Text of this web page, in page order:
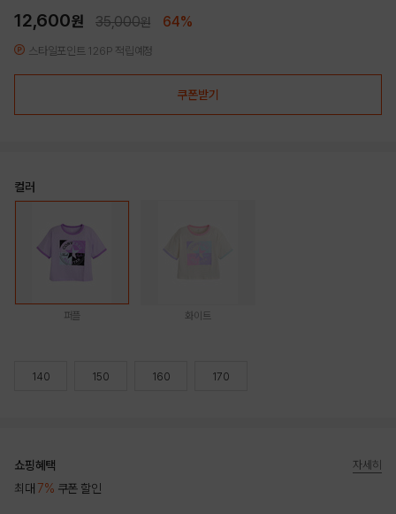
12,600원 35,000원 64%
스타일포인트 126P 적립예정
쿠폰받기
컬러
퍼플 화이트
140 150 160 170
쇼핑혜택
최대 7% 쿠폰 할인
자세히